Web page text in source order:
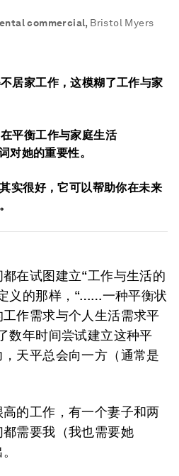
commercial, Bristol Myers
居家工作，这模糊了工作与家
平衡工作与家庭生活
对她的重要性。
实很好，它可以帮助你在未来
在试图建立“工作与生活的
义的那样，“……一种平衡状
作需求与个人生活需求平
数年时间尝试建立这种平
天平总会向一方（通常是
的工作，有一个妻子和两
需要我（我也需要她